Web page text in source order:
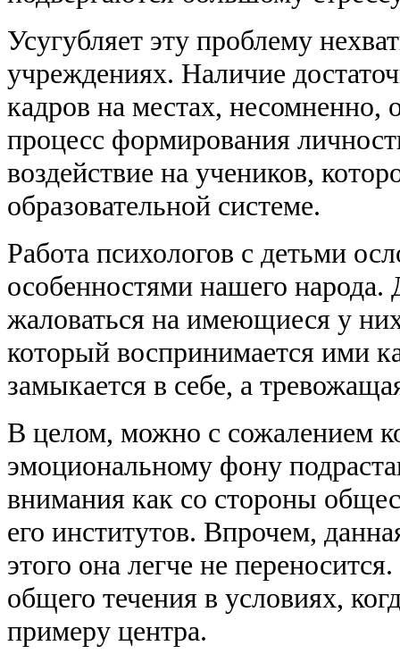
Усугубляет эту проблему
учреждениях. Наличие
кадров на местах, несомненно,
процесс формирования
воздействие на учеников,
образовательной системе.
Работа психологов с детьми
особенностями нашего
жаловаться на имеющиеся у
который воспринимается ими
замыкается в себе, а
В целом, можно с сожалением
эмоциональному фону
внимания как со стороны
его институтов. Впрочем,
этого она легче не
общего течения в условиях,
примеру центра.